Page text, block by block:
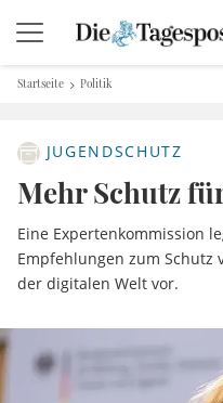
Startseite Politik
JUGENDSCHUTZ
Mehr Schutz
Eine Expertenkommission
Empfehlungen zum Schutz
der digitalen Welt vor.